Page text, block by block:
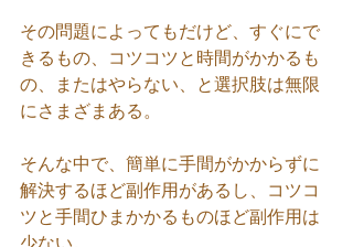
その問題によってもだけど、すぐにで
きるもの、コツコツと時間がかかるも
の、またはやらない、と選択肢は無限
にさまざまある。
そんな中で、簡単に手間がかからずに
解決するほど副作用があるし、コツコ
ツと手間ひまかかるものほど副作用は